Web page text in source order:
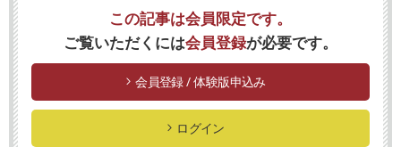
この記事は会員限定です。
ご覧いただくには会員登録が必要です。
会員登録 / 体験版申込み
ログイン